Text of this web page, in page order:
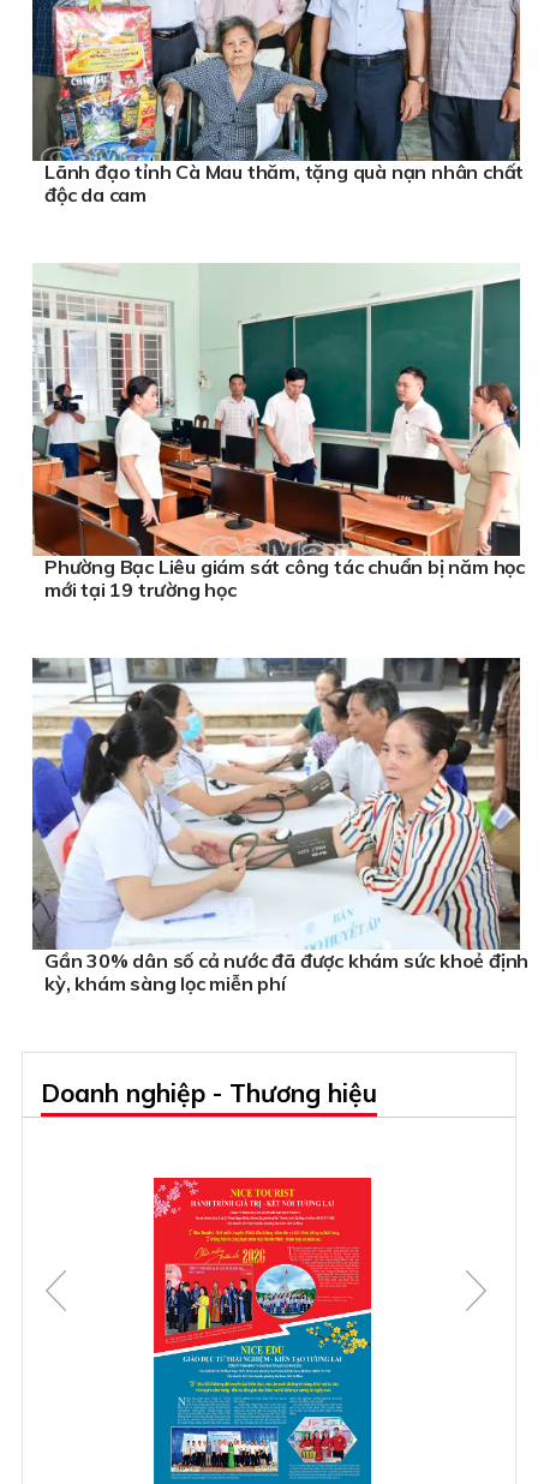
Lãnh đạo tỉnh Cà Mau thăm, tặng quà nạn nhân chất
độc da cam
Phường Bạc Liêu giám sát công tác chuẩn bị năm học
mới tại 19 trường học
Gần 30% dân số cả nước đã được khám sức khoẻ định
kỳ, khám sàng lọc miễn phí
Doanh nghiệp - Thương hiệu